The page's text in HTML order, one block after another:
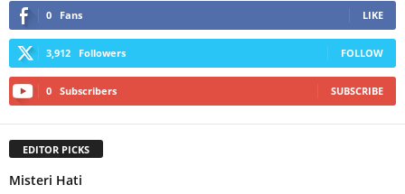
0 Fans LIKE
3,912 Followers FOLLOW
0 Subscribers SUBSCRIBE
EDITOR PICKS
Misteri Hati